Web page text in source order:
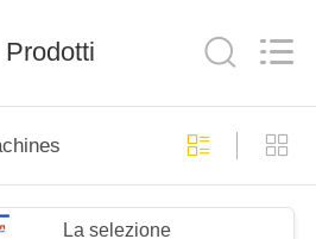
Prodotti
La selezione